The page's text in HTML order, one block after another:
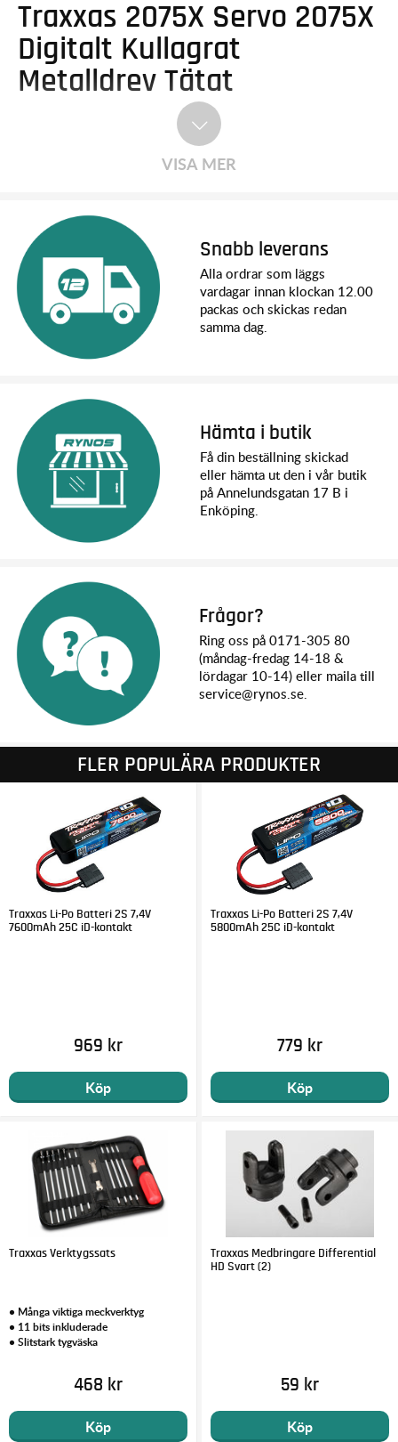
Traxxas 2075X Servo 2075X
Digitalt Kullagrat
Metalldrev Tätat
VISA MER
Snabb leverans
Alla ordrar som läggs
vardagar innan klockan 12.00
packas och skickas redan
samma dag.
Hämta i butik
Få din beställning skickad
eller hämta ut den i vår butik
på Annelundsgatan 17 B i
Enköping.
Frågor?
Ring oss på 0171-305 80
(måndag-fredag 14-18 &
lördagar 10-14) eller maila till
service@rynos.se.
FLER POPULÄRA PRODUKTER
Traxxas Li-Po Batteri 2S 7,4V
7600mAh 25C iD-kontakt
969 kr
Köp
Traxxas Li-Po Batteri 2S 7,4V
5800mAh 25C iD-kontakt
779 kr
Köp
Traxxas Verktygssats
• Många viktiga meckverktyg
• 11 bits inkluderade
• Slitstark tygväska
468 kr
Köp
Traxxas Medbringare Differential
HD Svart (2)
59 kr
Köp